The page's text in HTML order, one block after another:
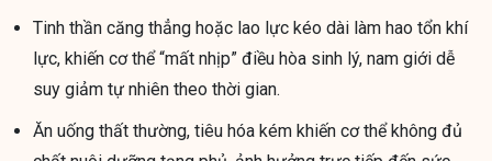
Tinh thần căng thẳng hoặc lao lực kéo dài làm hao tổn khí
lực, khiến cơ thể “mất nhịp” điều hòa sinh lý, nam giới dễ
suy giảm tự nhiên theo thời gian.
Ăn uống thất thường, tiêu hóa kém khiến cơ thể không đủ